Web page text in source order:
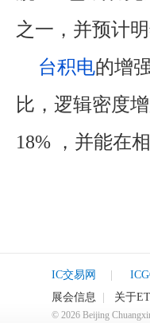
之一，并预计
台积电的增
比，逻辑密度
18% ，并能在
IC交易网
展会信息
关于
© 2026 Beijing